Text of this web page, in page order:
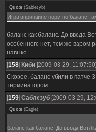
Quote (Sablezyb)
Игра впринципе норм но баланс
баланс как баланс. До ввода
особенного нет, тем же варом
навыке.
[158] Киби [2009-03-29, 11:07:50]
Скорее, баланс убили в патче
терминатором.....
[159] Саблезуб [2009-03-29,
Quote (Eagle)
баланс как баланс. До ввода